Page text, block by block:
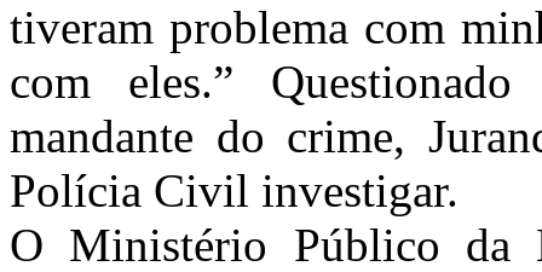
tiveram problema com
com eles.”
mandante do crime,
Polícia Civil investigar.
O Ministério Público da